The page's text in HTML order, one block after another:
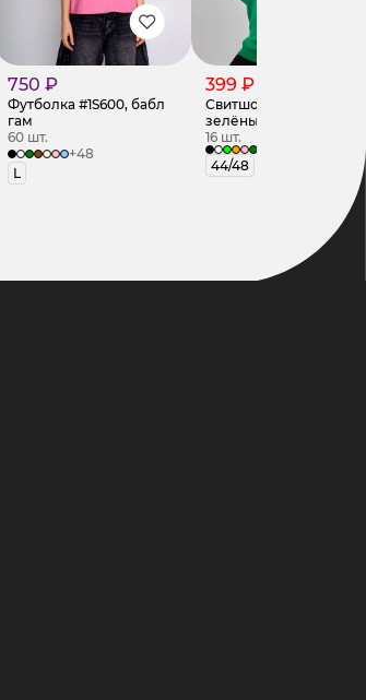
750 ₽
Футболка #1S600, бабл
гам
60 шт.
+48
L
399 ₽
Свитшот #ОКТ1659,
зелёный
16 шт.
44/48